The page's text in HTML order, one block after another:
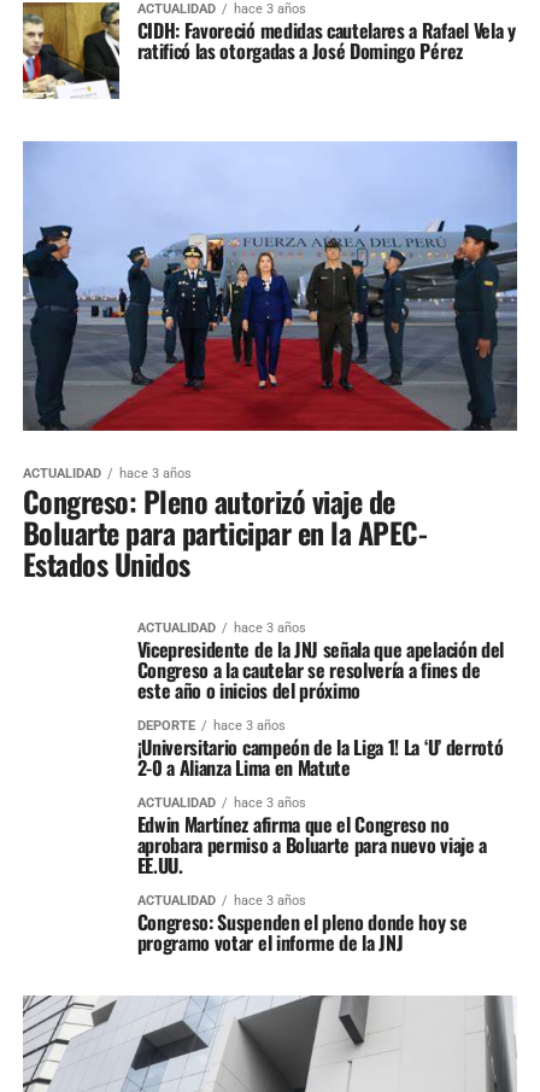
ACTUALIDAD hace 3 años
CIDH: Favoreció medidas cautelares a Rafael Vela y
ratificó las otorgadas a José Domingo Pérez
ACTUALIDAD hace 3 años
Congreso: Pleno autorizó viaje de
Boluarte para participar en la APEC-
Estados Unidos
ACTUALIDAD hace 3 años
Vicepresidente de la JNJ señala que apelación del
Congreso a la cautelar se resolvería a fines de
este año o inicios del próximo
DEPORTE hace 3 años
¡Universitario campeón de la Liga 1! La ‘U’ derrotó
2-0 a Alianza Lima en Matute
ACTUALIDAD hace 3 años
Edwin Martínez afirma que el Congreso no
aprobara permiso a Boluarte para nuevo viaje a
EE.UU.
ACTUALIDAD hace 3 años
Congreso: Suspenden el pleno donde hoy se
programo votar el informe de la JNJ